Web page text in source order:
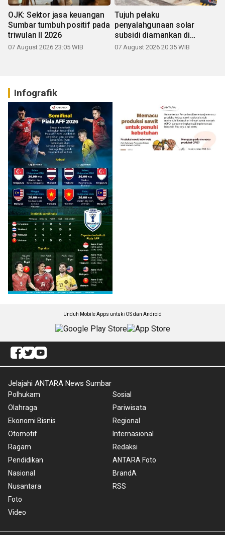
OJK: Sektor jasa keuangan
Sumbar tumbuh positif pada
triwulan II 2026
07 August 2026 23:05 WIB
Tujuh pelaku
penyalahgunaan solar
subsidi diamankan di
Sumbar
07 August 2026 20:35 WIB
Infografik
Unduh Mobile Apps untuk iOS dan Android
Jelajahi ANTARA News Sumbar
Polhukam
Olahraga
Ekonomi Bisnis
Otomotif
Ragam
Pendidikan
Nasional
Nusantara
Foto
Video
Sosial
Pariwisata
Regional
Internasional
Redaksi
ANTARA Foto
BrandA
RSS